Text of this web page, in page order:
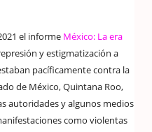
el informe México: La era
y estigmatización a
pacíficamente contra la
de México, Quintana Roo,
autoridades y algunos medios
como violentas